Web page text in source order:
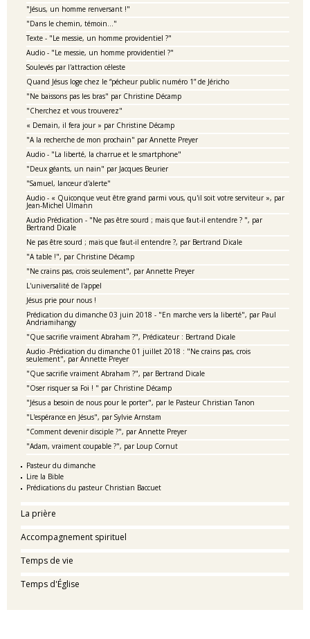
"Jésus, un homme renversant !"
"Dans le chemin, témoin..."
Texte - "Le messie, un homme providentiel ?"
Audio - "Le messie, un homme providentiel ?"
Soulevés par l'attraction céleste
Quand Jésus loge chez le “pécheur public numéro 1” de Jéricho
"Ne baissons pas les bras" par Christine Décamp
"Cherchez et vous trouverez"
« Demain, il fera jour » par Christine Décamp
"A la recherche de mon prochain" par Annette Preyer
Audio - "La liberté, la charrue et le smartphone"
"Deux géants, un nain" par Jacques Beurier
"Samuel, lanceur d'alerte"
Audio - « Quiconque veut être grand parmi vous, qu'il soit votre serviteur », par
Jean-Michel Ulmann
Audio Prédication - "Ne pas être sourd ; mais que faut-il entendre ? ", par
Bertrand Dicale
Ne pas être sourd ; mais que faut-il entendre ?, par Bertrand Dicale
"A table !", par Christine Décamp
"Ne crains pas, crois seulement", par Annette Preyer
L'universalité de l'appel
Jésus prie pour nous !
Prédication du dimanche 03 juin 2018 - "En marche vers la liberté", par Paul
Andriamihangy
"Que sacrifie vraiment Abraham ?", Prédicateur : Bertrand Dicale
Audio -Prédication du dimanche 01 juillet 2018 : "Ne crains pas, crois
seulement", par Annette Preyer
"Que sacrifie vraiment Abraham ?", par Bertrand Dicale
"Oser risquer sa Foi ! " par Christine Décamp
"Jésus a besoin de nous pour le porter", par le Pasteur Christian Tanon
"L'espérance en Jésus", par Sylvie Arnstam
"Comment devenir disciple ?", par Annette Preyer
"Adam, vraiment coupable ?", par Loup Cornut
Pasteur du dimanche
Lire la Bible
Prédications du pasteur Christian Baccuet
La prière
Accompagnement spirituel
Temps de vie
Temps d'Église